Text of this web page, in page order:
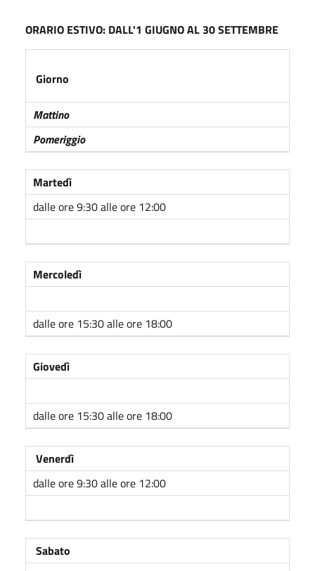
ORARIO ESTIVO: DALL'1 GIUGNO AL 30 SETTEMBRE
Giorno
Mattino
Pomeriggio
Martedì
dalle ore 9:30 alle ore 12:00
Mercoledì
dalle ore 15:30 alle ore 18:00
Giovedì
dalle ore 15:30 alle ore 18:00
Venerdì
dalle ore 9:30 alle ore 12:00
Sabato